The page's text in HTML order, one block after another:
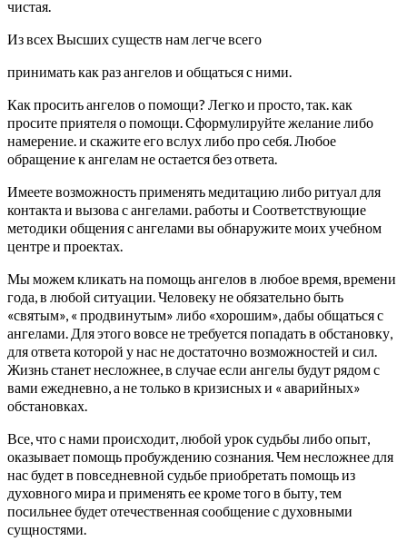
чистая.
Из всех Высших существ нам легче всего
принимать как раз ангелов и общаться с ними.
Как просить ангелов о помощи? Легко и просто, так. как
просите приятеля о помощи. Сформулируйте желание либо
намерение. и скажите его вслух либо про себя. Любое
обращение к ангелам не остается без ответа.
Имеете возможность применять медитацию либо ритуал для
контакта и вызова с ангелами. работы и Соответствующие
методики общения с ангелами вы обнаружите моих учебном
центре и проектах.
Мы можем кликать на помощь ангелов в любое время, времени
года, в любой ситуации. Человеку не обязательно быть
«святым», « продвинутым» либо «хорошим», дабы общаться с
ангелами. Для этого вовсе не требуется попадать в обстановку,
для ответа которой у нас не достаточно возможностей и сил.
Жизнь станет несложнее, в случае если ангелы будут рядом с
вами ежедневно, а не только в кризисных и « аварийных»
обстановках.
Все, что с нами происходит, любой урок судьбы либо опыт,
оказывает помощь пробуждению сознания. Чем несложнее для
нас будет в повседневной судьбе приобретать помощь из
духовного мира и применять ее кроме того в быту, тем
посильнее будет отечественная сообщение с духовными
сущностями.